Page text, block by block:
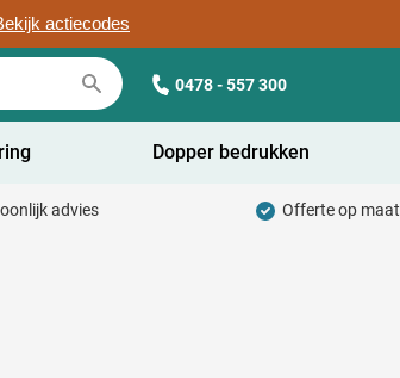
actiecodes
0478 - 557 300
Dopper bedrukken
advies Offerte op maat